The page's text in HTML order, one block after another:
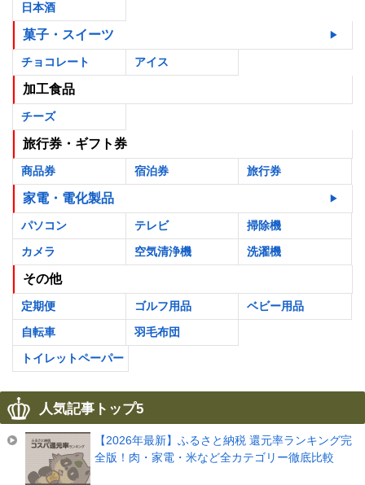
日本酒
菓子・スイーツ
チョコレート アイス
加工食品
チーズ
旅行券・ギフト券
商品券 宿泊券 旅行券
家電・電化製品
パソコン テレビ
掃除機
カメラ
空気清浄機 洗濯機
その他
定期便 ゴルフ用品
ベビー用品
自転車
羽毛布団
トイレットペーパー
人気記事トップ5
【2026年最新】ふるさと納税 還元率ランキング完
全版！肉・家電・米など全カテゴリー徹底比較